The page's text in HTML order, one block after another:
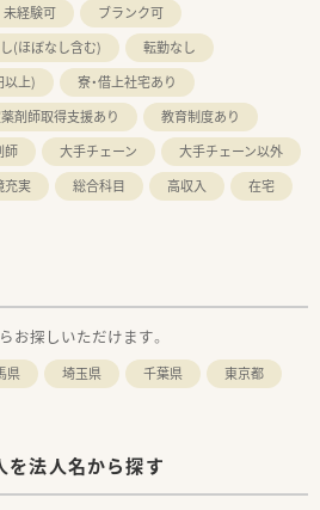
未経験可
ブランク可
(ほぼなし含む)
転勤なし
以上)
寮・借上社宅あり
剤師取得支援あり
教育制度あり
師 大手チェーン
大手チェーン以外
充実 総合科目 高収入
在宅
お探しいただけます。
県 埼玉県 千葉県
東京都
を法人名から探す